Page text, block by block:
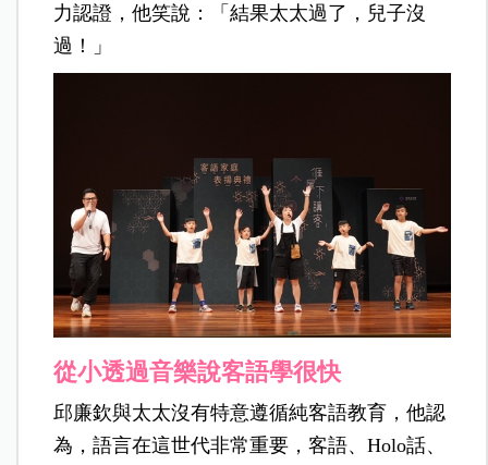
力認證，他笑說：「結果太太過了，兒子沒
過！」
從小透過音樂說客語學很快
邱廉欽與太太沒有特意遵循純客語教育，他認
為，語言在這世代非常重要，客語、Holo話、